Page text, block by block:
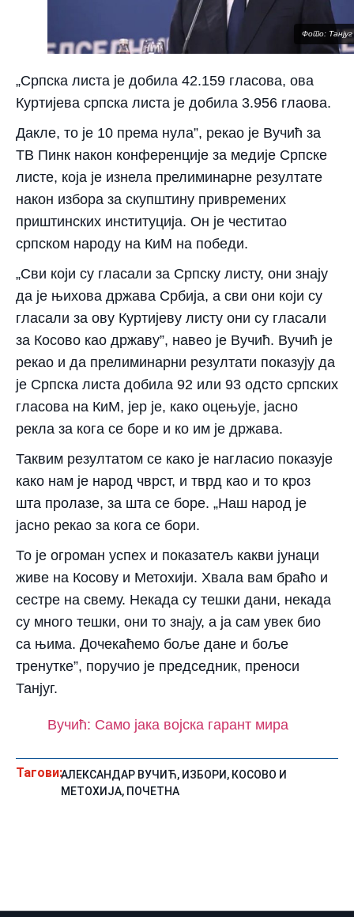
Фото: Танјуг
„Српска листа је добила 42.159 гласова, ова
Куртијева српска листа је добила 3.956 глаова.
Дакле, то је 10 према нула”, рекао је Вучић за
ТВ Пинк након конференције за медије Српске
листе, која је изнела прелиминарне резултате
након избора за скупштину привремених
приштинских институција. Он је честитао
српском народу на КиМ на победи.
„Сви који су гласали за Српску листу, они знају
да је њихова држава Србија, а сви они који су
гласали за ову Куртијеву листу они су гласали
за Косово као државу”, навео је Вучић. Вучић је
рекао и да прелиминарни резултати показују да
је Српска листа добила 92 или 93 одсто српских
гласова на КиМ, јер је, како оцењује, јасно
рекла за кога се боре и ко им је држава.
Таквим резултатом се како је нагласио показује
како нам је народ чврст, и тврд као и то кроз
шта пролазе, за шта се боре. „Наш народ је
јасно рекао за кога се бори.
То је огроман успех и показатељ какви јунаци
живе на Косову и Метохији. Хвала вам браћо и
сестре на свему. Некада су тешки дани, некада
су много тешки, они то знају, а ја сам увек био
са њима. Дочекаћемо боље дане и боље
тренутке”, поручио је председник, преноси
Танјуг.
Вучић: Само јака војска гарант мира
Тагови:АЛЕКСАНДАР ВУЧИЋ, ИЗБОРИ , КОСОВО И
МЕТОХИЈА, ПОЧЕТНА